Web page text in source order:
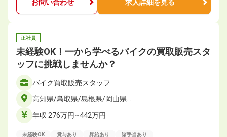
お問い合わせ 求人詳細を見る
正社員
未経験OK！一から学べるバイクの買取販売スタ
ッフに挑戦しませんか？
バイク買取販売スタッフ
高知県/鳥取県/島根県/岡山県…
年収 276万円~442万円
未経験OK 賞与あり 昇給あり 諸手当あり